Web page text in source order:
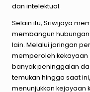
dan intelektual.
Selain itu, Sriwijaya
membangun
lain. Melalui jaringan
memperoleh kekayaan
banyak peninggalan
temukan hingga saat
menunjukkan kejayaan